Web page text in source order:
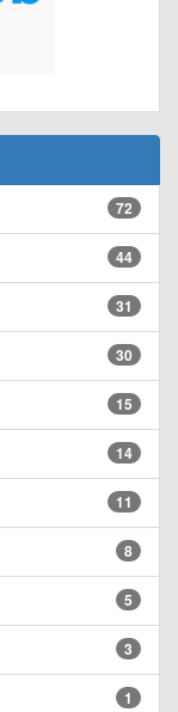
72
44
31
30
15
14
11
8
5
3
1